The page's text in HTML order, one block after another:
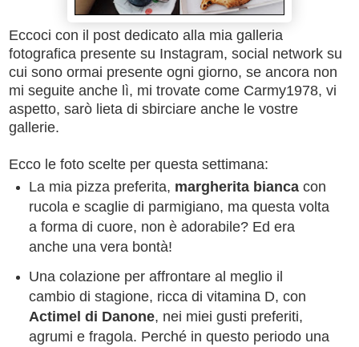
Eccoci con il post dedicato alla mia galleria
fotografica presente su Instagram, social network su
cui sono ormai presente ogni giorno, se ancora non
mi seguite anche lì, mi trovate come Carmy1978, vi
aspetto, sarò lieta di sbirciare anche le vostre
gallerie.
Ecco le foto scelte per questa settimana:
La mia pizza preferita, margherita biancacon
rucola e scaglie di parmigiano, ma questa volta
a forma di cuore, non è adorabile? Ed era
anche una vera bontà!
Una colazione per affrontare al meglio il
cambio di stagione, ricca di vitamina D, con
Actimel di Danone, nei miei gusti preferiti,
agrumi e fragola. Perché in questo periodo una